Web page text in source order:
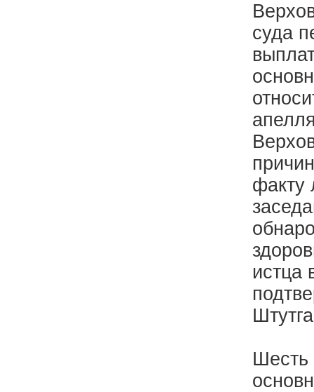
суда
факту
истца
Шесть